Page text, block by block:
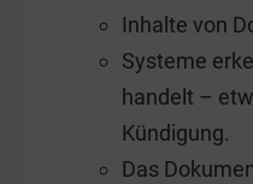
Inhalte von
Systeme
handelt –
Kündigung.
Das